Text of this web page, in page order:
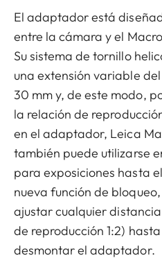
El adaptador está
entre la cámara y el
Su sistema de tornillo
una extensión variable
30 mm y, de este modo,
la relación de
en el adaptador, Leica
también puede utilizarse
para exposiciones hasta
nueva función de
ajustar cualquier
de reproducción 1:2)
desmontar el adaptador.